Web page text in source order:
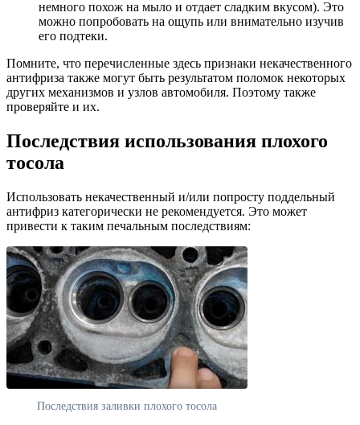
немного похож на мыло и отдает сладким вкусом). Это
можно попробовать на ощупь или внимательно изучив
его подтеки.
Помните, что перечисленные здесь признаки некачественного
антифриза также могут быть результатом поломок некоторых
других механизмов и узлов автомобиля. Поэтому также
проверяйте и их.
Последствия использования плохого
тосола
Использовать некачественный и/или попросту поддельный
антифриз категорически не рекомендуется. Это может
привести к таким печальным последствиям:
Последствия заливки плохого тосола